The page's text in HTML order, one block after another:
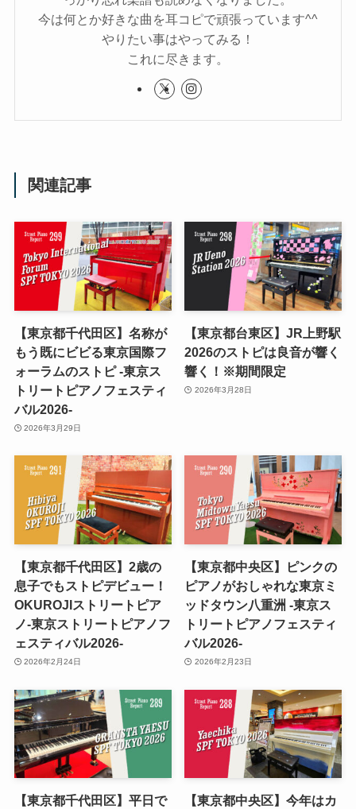
今は何とか好きな曲を耳コピで頑張っています^^
やりたい事はやってみる！
これに尽きます。
関連記事
【東京都千代田区】名称が
もう既にビビる東京国際フ
ォーラムのストピ -東京ス
トリートピアノフェスティ
バル2026-
2026年3月29日
【東京都台東区】JR上野駅
2026のストピは良音が響く
響く！※期間限定
2026年3月28日
【東京都千代田区】2歳の
息子でもストピデビュー！
OKUROJIストリートピア
ノ-東京ストリートピアノフ
ェスティバル2026-
2026年2月24日
【東京都中央区】ピンクの
ピアノがおしゃれな東京ミ
ッドタウン八重洲 -東京ス
トリートピアノフェスティ
バル2026-
2026年2月23日
【東京都千代田区】平日で
【東京都中央区】今年はカ